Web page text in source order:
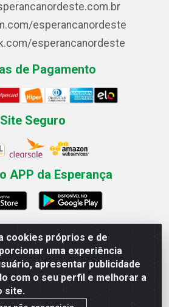
cookies próprios e de
uma experiência
apresentar publicidade
com o seu perfil e melhorar a
site.
esperancanordeste
esperancanordeste
de Pagamento
Site Seguro
APP da Esperança
- Rua Professor Caldas Filho, 291 -
/ PE CEP: 50771-335 - CNPJ
0001-23